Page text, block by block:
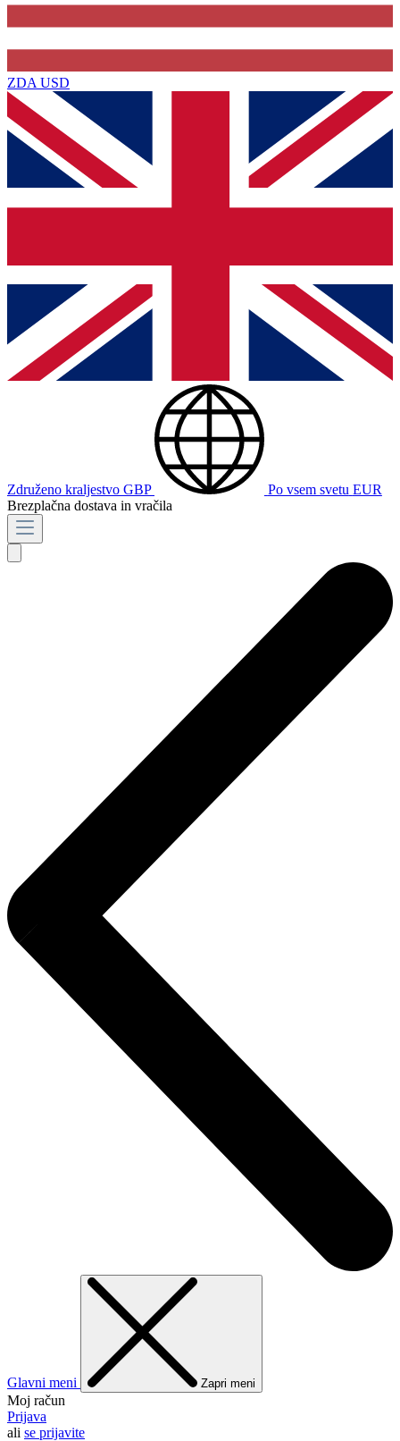
ZDA USD
Združeno kraljestvo GBP Po vsem svetu EUR
Brezplačna dostava in vračila
Glavni meni Zapri meni
Moj račun
Prijava
ali se prijavite